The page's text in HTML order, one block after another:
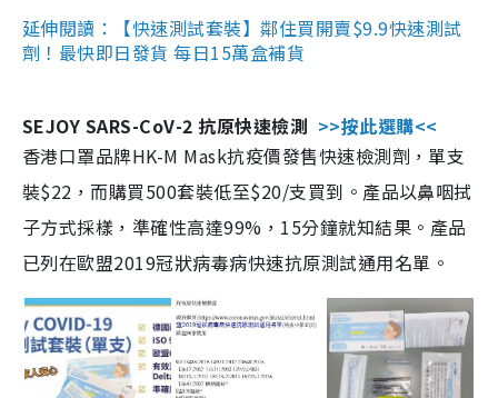
延伸閱讀：【快速測試套裝】鄰住買開賣$9.9快速測試
劑！最快即日發貨 每日15萬盒補貨
SEJOY SARS-CoV-2 抗原快速檢測 >>按此選購<<
香港口罩品牌HK-M Mask抗疫價發售快速檢測劑，單支
裝$22，而購買500套裝低至$20/支買到。產品以鼻咽拭
子方式採樣，準確性高達99%，15分鐘就知結果。產品
已列在歐盟2019冠狀病毒病快速抗原測試通用名單。